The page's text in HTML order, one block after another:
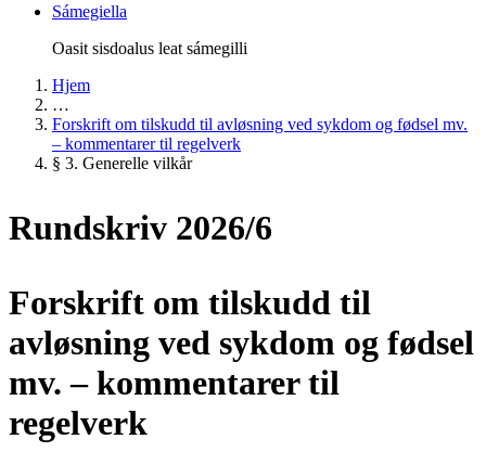
Sámegiella
Oasit sisdoalus leat sámegilli
Hjem
…
Forskrift om tilskudd til avløsning ved sykdom og fødsel mv.
– kommentarer til regelverk
§ 3. Generelle vilkår
Rundskriv 2026/6
Forskrift om tilskudd til
avløsning ved sykdom og fødsel
mv. – kommentarer til
regelverk